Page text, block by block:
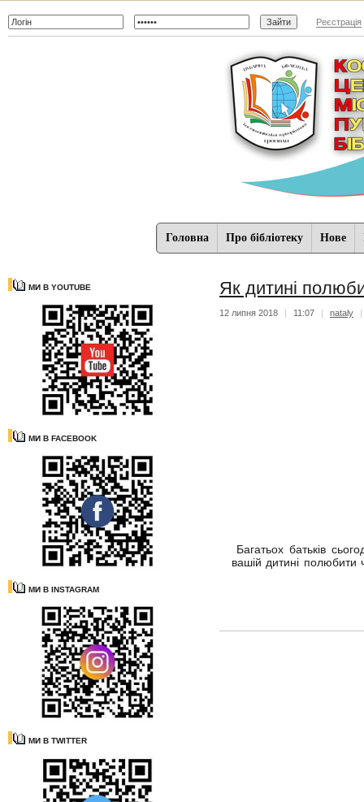
Реєстрація
Головна Про бібліотеку Нове
МИ В YOUTUBE
МИ В FACEBOOK
МИ В INSTAGRAM
МИ В TWITTER
Як дитині
12 липня 2018 | 11:07 | nataly |
Багатьох батьків
вашій дитині полюбити